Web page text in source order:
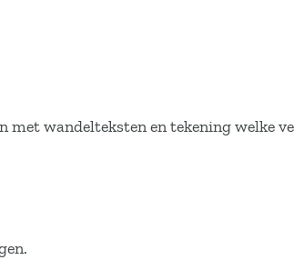
met wandelteksten en tekening welke